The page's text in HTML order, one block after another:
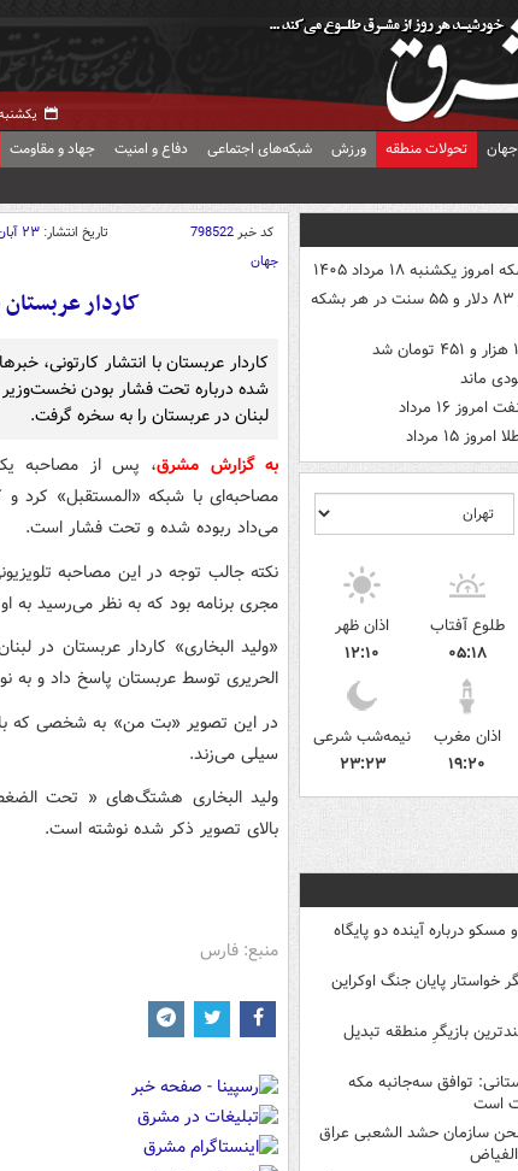
یکشنبه ۱۸ مرداد
جهان تحولات منطقه ورزش شبکه‌های اجتماعی دفاع و امنیت جهاد و مقاومت
یکشنبه ۱۸ مرداد ۱۴۰۵
قیمت نفت به ۸۳ دلار و ۵۵ سنت در هر بشکه
ماند
۱۶ مرداد
۱۵ مرداد
طلوع آفتاب
۰۵:۱۸
اذان ظهر
۱۲:۱۰
اذان مغرب
۱۹:۲۰
نیمه‌شب شرعی
۲۳:۲۳
درباره آینده دو پایگاه
خواستار پایان جنگ اوکراین
بازیگرِ منطقه تبدیل
توافق سه‌جانبه مکه
است
سازمان حشد الشعبی عراق
کد خبر798522 تاریخ انتشار: ۲۳ آبان ۱۳۹۶ - ۱۳:۵۷
جهان
کاردار
کاردار عربستان با انتشار کارتونی،
شده درباره تحت فشار بودن
لبنان در عربستان را به سخره گرفت.
به گزارش مشرق، پس از مصاحبه
مصاحبه‌ای با شبکه «المستقبل» کرد و
‌می‌داد ربوده شده و تحت فشار است.
نکته جالب توجه در این مصاحبه
مجری برنامه بود که به نظر می‌رسید به
«ولید البخاری» کاردار عربستان در
الحریری توسط عربستان پاسخ داد و به
در این تصویر «بت من» به شخصی که
سیلی می‌زند.
ولید البخاری هشتگ‌های « تحت
بالای تصویر ذکر شده نوشته است.
منبع: فارس